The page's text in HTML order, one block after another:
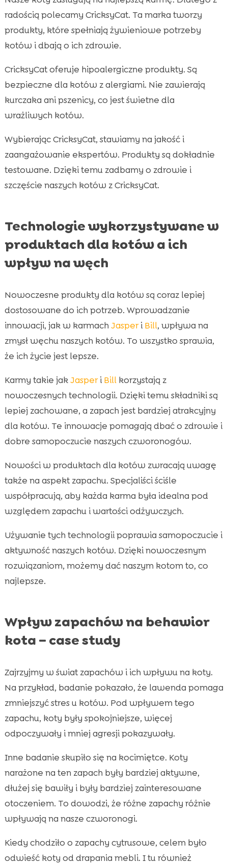
radością polecamy CricksyCat. Ta marka tworzy
produkty, które spełniają żywieniowe potrzeby
kotów i dbają o ich zdrowie.
CricksyCat oferuje hipoalergiczne produkty. Są
bezpieczne dla kotów z alergiami. Nie zawierają
kurczaka ani pszenicy, co jest świetne dla
wrażliwych kotów.
Wybierając CricksyCat, stawiamy na jakość i
zaangażowanie ekspertów. Produkty są dokładnie
testowane. Dzięki temu zadbamy o zdrowie i
szczęście naszych kotów z CricksyCat.
Technologie wykorzystywane w
produktach dla kotów a ich
wpływ na węch
Nowoczesne produkty dla kotów są coraz lepiej
dostosowane do ich potrzeb. Wprowadzanie
innowacji, jak w karmach Jasperi Bill, wpływa na
zmysł węchu naszych kotów. To wszystko sprawia,
że ich życie jest lepsze.
Karmy takie jakJasperi Billkorzystają z
nowoczesnych technologii. Dzięki temu składniki są
lepiej zachowane, a zapach jest bardziej atrakcyjny
dla kotów. Te innowacje pomagają dbać o zdrowie i
dobre samopoczucie naszych czworonogów.
Nowości w produktach dla kotów zwracają uwagę
także na aspekt zapachu. Specjaliści ściśle
współpracują, aby każda karma była idealna pod
względem zapachu i wartości odżywczych.
Używanie tych technologii poprawia samopoczucie i
aktywność naszych kotów. Dzięki nowoczesnym
rozwiązaniom, możemy dać naszym kotom to, co
najlepsze.
Wpływ zapachów na behawior
kota – case study
Zajrzyjmy w świat zapachów i ich wpływu na koty.
Na przykład, badanie pokazało, że lawenda pomaga
zmniejszyć stres u kotów. Pod wpływem tego
zapachu, koty były spokojniejsze, więcej
odpoczywały i mniej agresji pokazywały.
Inne badanie skupiło się na kocimiętce. Koty
narażone na ten zapach były bardziej aktywne,
dłużej się bawiły i były bardziej zainteresowane
otoczeniem. To dowodzi, że różne zapachy różnie
wpływają na nasze czworonogi.
Kiedy chodziło o zapachy cytrusowe, celem było
odwieść koty od drapania mebli. I tu również